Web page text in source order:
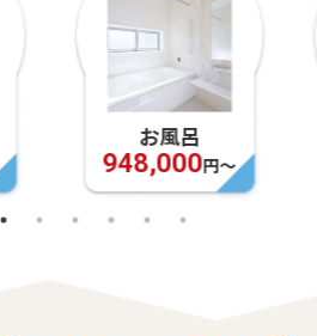
お風呂
948,000円〜